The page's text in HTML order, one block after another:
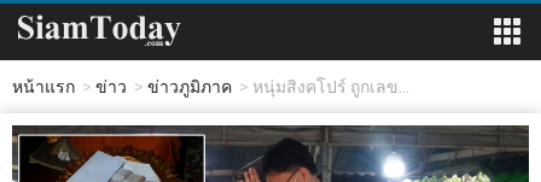
หน้าแรก ข่าว ข่าวภูมิภาค หนุ่มสิงคโปร์ ถูกเลข...